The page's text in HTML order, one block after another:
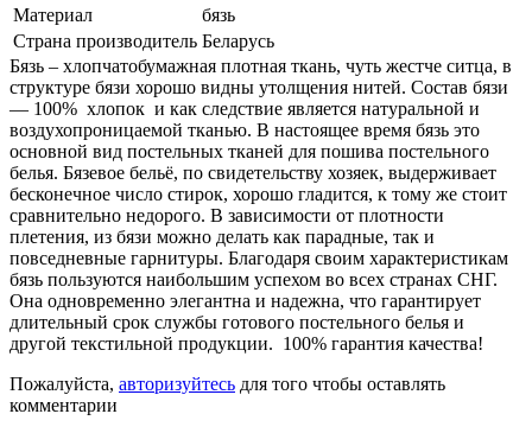
Материал
бязь
Страна производитель Беларусь
Бязь – хлопчатобумажная плотная ткань, чуть жестче ситца, в
структуре бязи хорошо видны утолщения нитей. Состав бязи
― 100% хлопок и как следствие является натуральной и
воздухопроницаемой тканью. В настоящее время бязь это
основной вид постельных тканей для пошива постельного
белья. Бязевое бельё, по свидетельству хозяек, выдерживает
бесконечное число стирок, хорошо гладится, к тому же стоит
сравнительно недорого. В зависимости от плотности
плетения, из бязи можно делать как парадные, так и
повседневные гарнитуры. Благодаря своим характеристикам
бязь пользуются наибольшим успехом во всех странах СНГ.
Она одновременно элегантна и надежна, что гарантирует
длительный срок службы готового постельного белья и
другой текстильной продукции. 100% гарантия качества!
Пожалуйста, авторизуйтесь для того чтобы оставлять
комментарии